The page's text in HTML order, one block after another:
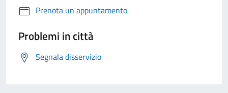
Prenota un appuntamento
Problemi in città
Segnala disservizio